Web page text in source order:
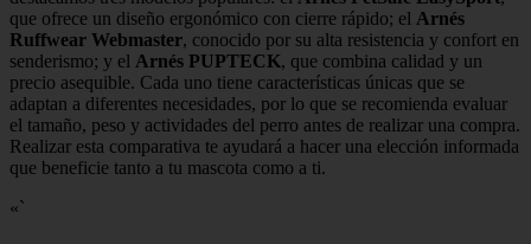
que ofrece un diseño ergonómico con cierre rápido; el Arnés
Ruffwear Webmaster, conocido por su alta resistencia y confort en
senderismo; y el Arnés PUPTECK, que combina calidad y un
precio asequible. Cada uno tiene características únicas que se
adaptan a diferentes necesidades, por lo que se recomienda evaluar
el tamaño, peso y actividades del perro antes de realizar una compra.
Realizar esta comparativa te ayudará a hacer una elección informada
que beneficie tanto a tu mascota como a ti.
«`